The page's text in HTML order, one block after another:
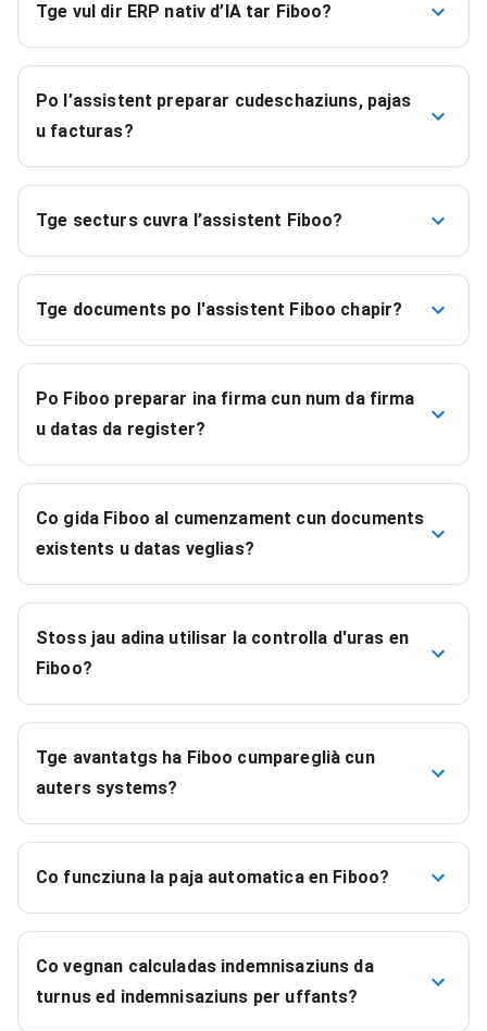
Tge vul dir ERP nativ d’IA tar Fiboo?
Po l’assistent preparar cudeschaziuns, pajas
u facturas?
Tge secturs cuvra l’assistent Fiboo?
Tge documents po l'assistent Fiboo chapir?
Po Fiboo preparar ina firma cun num da firma
u datas da register?
Co gida Fiboo al cumenzament cun documents
existents u datas veglias?
Stoss jau adina utilisar la controlla d'uras en
Fiboo?
Tge avantatgs ha Fiboo cumpareglià cun
auters systems?
Co funcziuna la paja automatica en Fiboo?
Co vegnan calculadas indemnisaziuns da
turnus ed indemnisaziuns per uffants?